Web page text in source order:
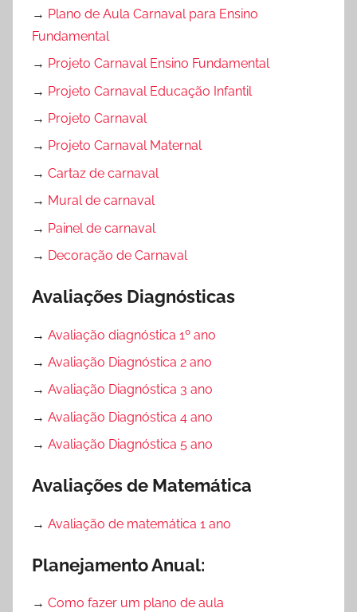
→ Plano de Aula Carnaval para Ensino
Fundamental
→ Projeto Carnaval Ensino Fundamental
→ Projeto Carnaval Educação Infantil
→ Projeto Carnaval
→ Projeto Carnaval Maternal
→ Cartaz de carnaval
→ Mural de carnaval
→ Painel de carnaval
→ Decoração de Carnaval
Avaliações Diagnósticas
→ Avaliação diagnóstica 1º ano
→ Avaliação Diagnóstica 2 ano
→ Avaliação Diagnóstica 3 ano
→ Avaliação Diagnóstica 4 ano
→ Avaliação Diagnóstica 5 ano
Avaliações de Matemática
→ Avaliação de matemática 1 ano
Planejamento Anual:
→ Como fazer um plano de aula